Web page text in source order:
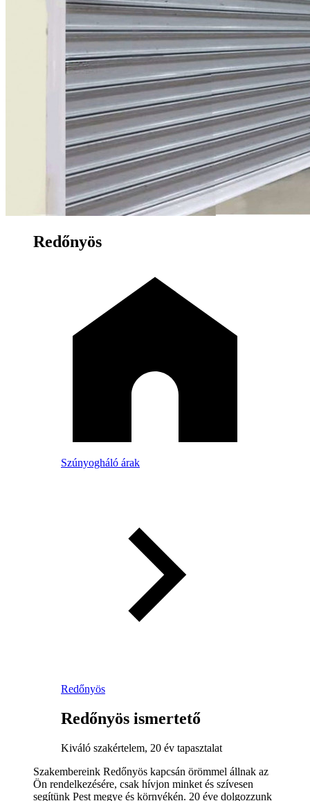
Redőnyös
Szúnyogháló árak
Redőnyös
Redőnyös ismertető
Kiváló szakértelem, 20 év tapasztalat
Szakembereink Redőnyös kapcsán örömmel állnak az
Ön rendelkezésére, csak hívjon minket és szívesen
segítünk Pest megye és környékén. 20 éve dolgozzunk